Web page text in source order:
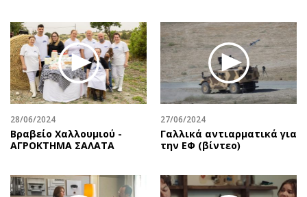
28/06/2024
Βραβείο Χαλλουμιού -
ΑΓΡΟΚΤΗΜΑ ΣΑΛΑΤΑ
27/06/2024
Γαλλικά αντιαρματικά για
την ΕΦ (βίντεο)